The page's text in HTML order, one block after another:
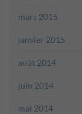
mars 2015
janvier 2015
août 2014
juin 2014
mai 2014